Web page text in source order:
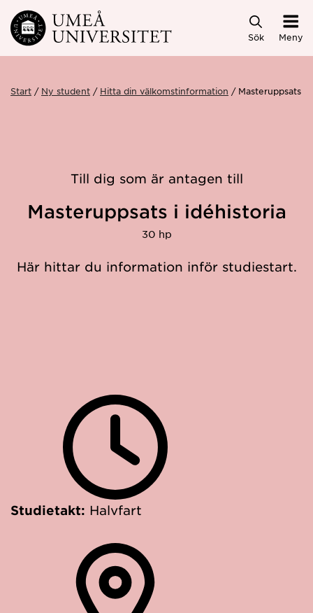
Hoppa direkt till innehållet
Sök Meny
Start Ny student Hitta din välkomstinformation Masteruppsats i
Till dig som är antagen till
Masteruppsats i idéhistoria
30 hp
Här hittar du information inför studiestart.
Studietakt: Halvfart